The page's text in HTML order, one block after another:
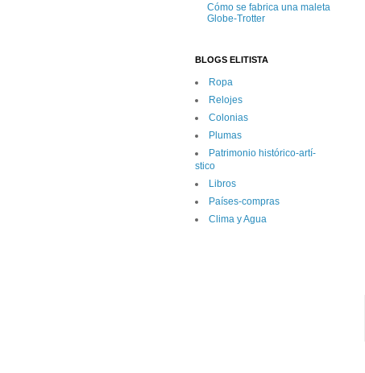
Cómo se fabrica una maleta
Globe-Trotter
BLOGS ELITISTA
Ropa
Relojes
Colonias
Plumas
Patrimonio histórico-artí­
stico
Libros
Paí­ses-compras
Clima y Agua